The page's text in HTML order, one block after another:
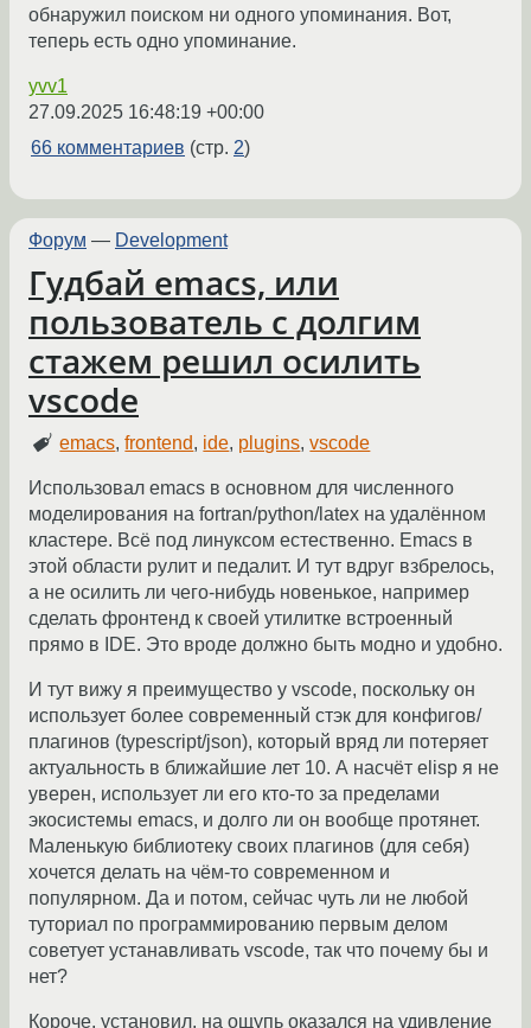
обнаружил поиском ни одного упоминания. Вот,
теперь есть одно упоминание.
yvv1
27.09.2025 16:48:19 +00:00
66 комментариев (стр. 2)
Форум — Development
Гудбай emacs, или
пользователь с долгим
стажем решил осилить
vscode
emacs,frontend, ide, plugins,vscode
Использовал emacs в основном для численного
моделирования на fortran/python/latex на удалённом
кластере. Всё под линуксом естественно. Emacs в
этой области рулит и педалит. И тут вдруг взбрелось,
а не осилить ли чего-нибудь новенькое, например
сделать фронтенд к своей утилитке встроенный
прямо в IDE. Это вроде должно быть модно и удобно.
И тут вижу я преимущество у vscode, поскольку он
использует более современный стэк для конфигов/
плагинов (typescript/json), который вряд ли потеряет
актуальность в ближайшие лет 10. А насчёт elisp я не
уверен, использует ли его кто-то за пределами
экосистемы emacs, и долго ли он вообще протянет.
Маленькую библиотеку своих плагинов (для себя)
хочется делать на чём-то современном и
популярном. Да и потом, сейчас чуть ли не любой
туториал по программированию первым делом
советует устанавливать vscode, так что почему бы и
нет?
Короче, установил, на ощупь оказался на удивление